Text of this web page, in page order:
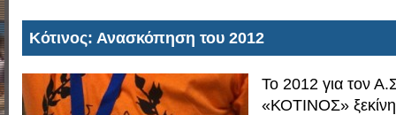
Κότινος: Ανασκόπηση του 2012
Το 2012 για τον
«ΚΟΤΙΝΟΣ»